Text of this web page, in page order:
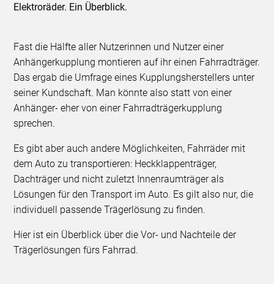
Elektroräder. Ein Überblick.
Fast die Hälfte aller Nutzerinnen und Nutzer einer
Anhängerkupplung montieren auf ihr einen Fahrradträger.
Das ergab die Umfrage eines Kupplungsherstellers unter
seiner Kundschaft. Man könnte also statt von einer
Anhänger- eher von einer Fahrradträgerkupplung
sprechen.
Es gibt aber auch andere Möglichkeiten, Fahrräder mit
dem Auto zu transportieren: Heckklappenträger,
Dachträger und nicht zuletzt Innenraumträger als
Lösungen für den Transport im Auto. Es gilt also nur, die
individuell passende Trägerlösung zu finden.
Hier ist ein Überblick über die Vor- und Nachteile der
Trägerlösungen fürs Fahrrad.